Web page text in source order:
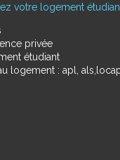
votre logement
privée
étudiant
logement : apl,